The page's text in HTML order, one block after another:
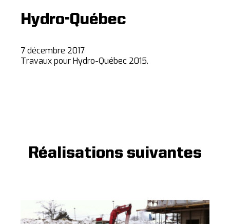
Hydro-Québec
7 décembre 2017
Travaux pour Hydro-Québec 2015.
Réalisations suivantes